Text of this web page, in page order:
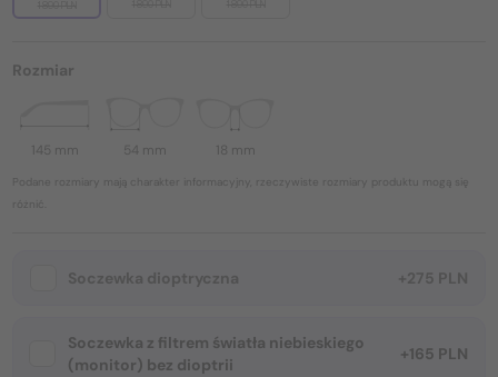
Rozmiar
145 mm 54 mm 18 mm
Podane rozmiary mają charakter informacyjny, rzeczywiste rozmiary produktu mogą się
różnić.
Soczewka dioptryczna +275 PLN
Soczewka z filtrem światła niebieskiego
(monitor) bez dioptrii
+165 PLN